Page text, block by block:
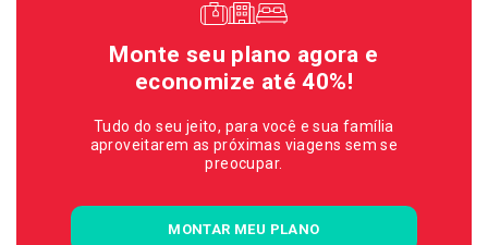
Monte seu plano agora e
economize até 40%!
Tudo do seu jeito, para você e sua família
aproveitarem as próximas viagens sem se
preocupar.
MONTAR MEU PLANO